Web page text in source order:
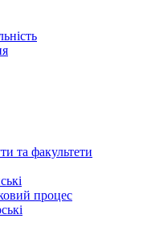
та факультети
процес